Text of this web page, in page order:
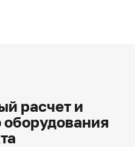
расчет и
оборудования